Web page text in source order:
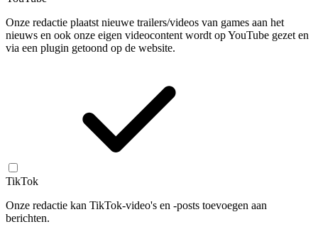
Onze redactie plaatst nieuwe trailers/videos van games aan het
nieuws en ook onze eigen videocontent wordt op YouTube gezet en
via een plugin getoond op de website.
TikTok
Onze redactie kan TikTok-video's en -posts toevoegen aan
berichten.